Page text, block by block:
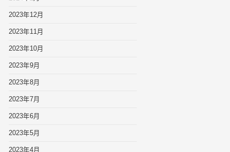
2023年12月
2023年11月
2023年10月
2023年9月
2023年8月
2023年7月
2023年6月
2023年5月
2023年4月